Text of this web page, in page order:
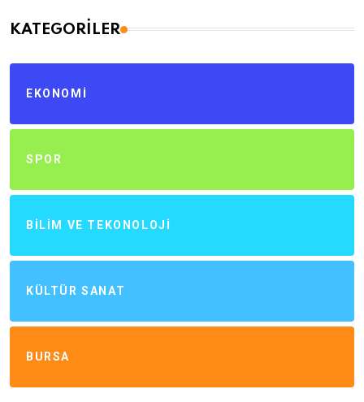
KATEGORILER
EKONOMI
SPOR
BILIM VE TEKONOLOJI
KÜLTÜR SANAT
BURSA